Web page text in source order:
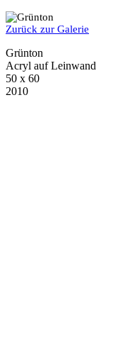
Zurück zur Galerie
Grünton
Acryl auf Leinwand
50 x 60
2010